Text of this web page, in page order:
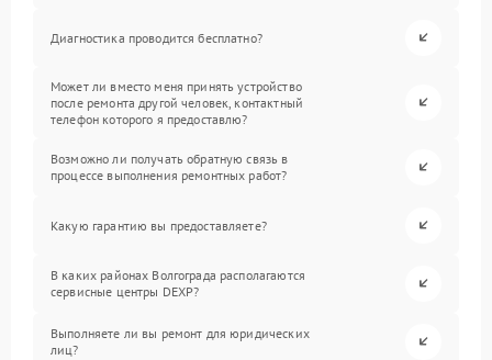
Диагностика проводится бесплатно?
Может ли вместо меня принять устройство
после ремонта другой человек, контактный
телефон которого я предоставлю?
Возможно ли получать обратную связь в
процессе выполнения ремонтных работ?
Какую гарантию вы предоставляете?
В каких районах Волгограда располагаются
сервисные центры DEXP?
Выполняете ли вы ремонт для юридических
лиц?